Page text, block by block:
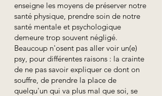
enseigne les moyens de préserver notre
santé physique, prendre soin de notre
santé mentale et psychologique
demeure trop souvent négligé.
Beaucoup n'osent pas aller voir un(e)
psy, pour différentes raisons : la crainte
de ne pas savoir expliquer ce dont on
souffre, de prendre la place de
quelqu'un qui va plus mal que soi, se